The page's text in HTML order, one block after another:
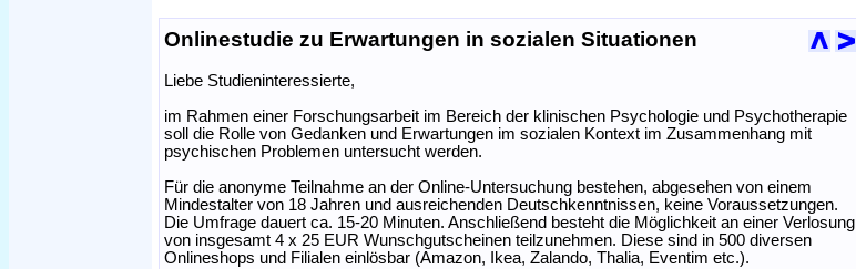
Onlinestudie zu Erwartungen in sozialen Situationen
Liebe Studieninteressierte,
im Rahmen einer Forschungsarbeit im Bereich der klinischen Psychologie und Psychotherapie
soll die Rolle von Gedanken und Erwartungen im sozialen Kontext im Zusammenhang mit
psychischen Problemen untersucht werden.
Für die anonyme Teilnahme an der Online-Untersuchung bestehen, abgesehen von einem
Mindestalter von 18 Jahren und ausreichenden Deutschkenntnissen, keine Voraussetzungen.
Die Umfrage dauert ca. 15-20 Minuten. Anschließend besteht die Möglichkeit an einer Verlosung
von insgesamt 4 x 25 EUR Wunschgutscheinen teilzunehmen. Diese sind in 500 diversen
Onlineshops und Filialen einlösbar (Amazon, Ikea, Zalando, Thalia, Eventim etc.).